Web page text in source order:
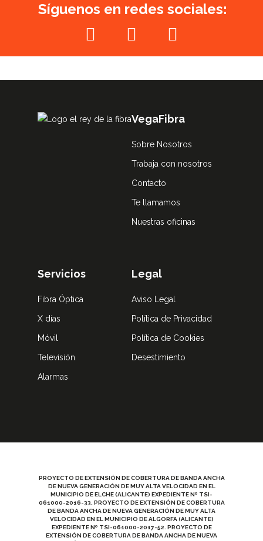
Síguenos en redes sociales:
VegaFibra
Sobre Nosotros
Trabaja con nosotros
Contacto
Te llamamos
Nuestras oficinas
Servicios
Fibra Óptica
X días
Móvil
Televisión
Alarmas
Legal
Aviso Legal
Política de Privacidad
Política de Cookies
Desestimiento
PROYECTO DE EXTENSIÓN DE COBERTURA DE BANDA ANCHA
DE NUEVA GENERACIÓN DE MUY ALTA VELOCIDAD EN EL
MUNICIPIO DE ELCHE (ALICANTE) EXPEDIENTE Nº TSI-
061000-2016-33. PROYECTO DE EXTENSIÓN DE COBERTURA
DE BANDA ANCHA DE NUEVA GENERACIÓN DE MUY ALTA
VELOCIDAD EN EL MUNICIPIO DE ALGORFA (ALICANTE)
EXPEDIENTE Nº TSI-061000-2017-52. PROYECTO DE
EXTENSIÓN DE COBERTURA DE BANDA ANCHA DE NUEVA